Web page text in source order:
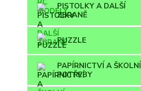
PISTOLKY A DALŠÍ
ZBRANĚ
PUZZLE
PAPÍRNICTVÍ A ŠKOLNÍ
POTŘEBY